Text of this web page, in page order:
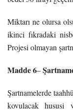
Miktarı ne olursa
ikinci fıkradaki
Projesi olmayan
Madde 6–
Şartnamelerde
kovulacak hususi